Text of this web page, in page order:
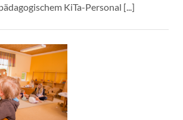
KiTa-Personal [...]